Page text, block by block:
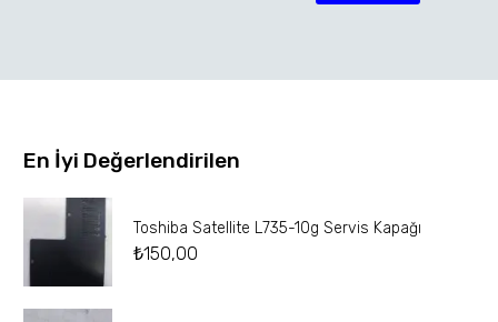
En İyi Değerlendirilen
Toshiba Satellite L735-10g Servis Kapağı
₺150,00